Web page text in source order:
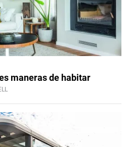
maneras de habitar